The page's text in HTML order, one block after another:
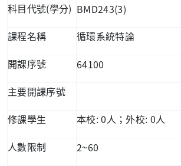
科目代號(學分) BMD243(3)
課程名稱 循環系統特論
開課序號 64100
主要開課序號
修課學生 本校: 0 人；外校: 0人
人數限制 2~60